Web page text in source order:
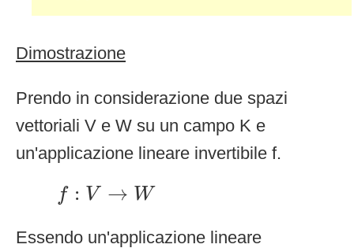
Dimostrazione
Prendo in considerazione due spazi
vettoriali V e W su un campo K e
un'applicazione lineare invertibile f.
f : V → W
V→ W
Essendo un'applicazione lineare